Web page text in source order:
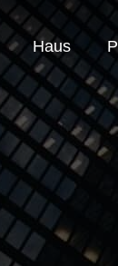
Haus